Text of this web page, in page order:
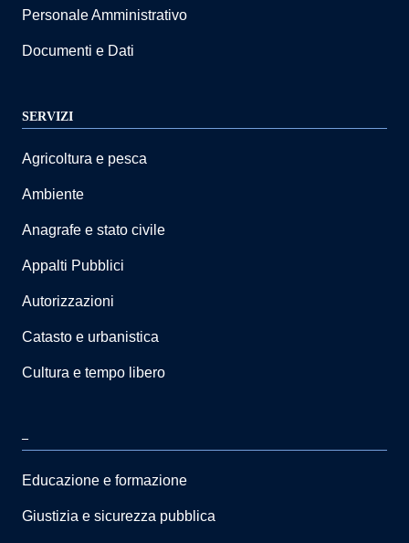
Personale Amministrativo
Documenti e Dati
SERVIZI
Agricoltura e pesca
Ambiente
Anagrafe e stato civile
Appalti Pubblici
Autorizzazioni
Catasto e urbanistica
Cultura e tempo libero
–
Educazione e formazione
Giustizia e sicurezza pubblica